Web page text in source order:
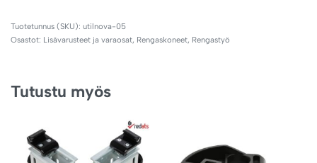
utilnova-05
Osastot: Lisävarusteet ja varaosat, Rengaskoneet, Rengastyö
Tutustu myös